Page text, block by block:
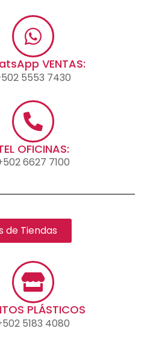
VENTAS:
5553 7430
OFICINAS:
6627 7100
de Tiendas
PLÁSTICOS
5183 4080